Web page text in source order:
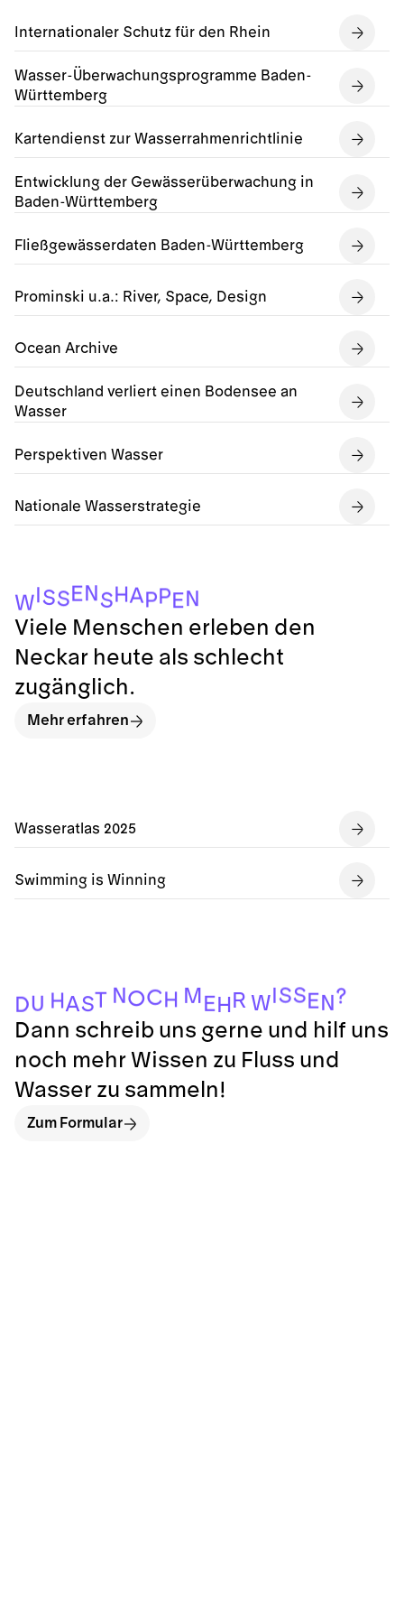
Internationaler Schutz für den Rhein
Wasser-Überwachungsprogramme Baden-
Württemberg
Kartendienst zur Wasserrahmenrichtlinie
Entwicklung der Gewässerüberwachung in
Baden-Württemberg
Fließgewässerdaten Baden-Württemberg
Prominski u.a.: River, Space, Design
Ocean Archive
Deutschland verliert einen Bodensee an
Wasser
Perspektiven Wasser
Nationale Wasserstrategie
Wasseratlas 2025
Swimming is Winning
W SSENSHAP PEN
Viele Menschen erleben den
Neckar heute als schlecht
zugänglich.
Mehr erfahren
DU H AST NOC H MEH R WISS EN?
Dann schreib uns gerne und hilf uns
noch mehr Wissen zu Fluss und
Wasser zu sammeln!
Zum Formular